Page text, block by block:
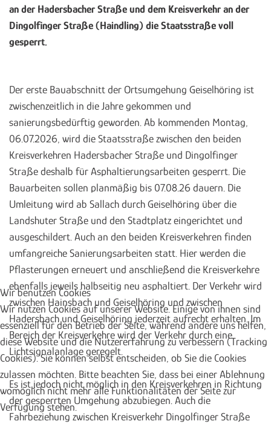
an der Hadersbacher Straße und dem Kreisverkehr an der
Dingolfinger Straße (Haindling) die Staatsstraße voll
gesperrt.
Der erste Bauabschnitt der Ortsumgehung Geiselhöring ist
zwischenzeitlich in die Jahre gekommen und
sanierungsbedürftig geworden. Ab kommenden Montag,
06.07.2026, wird die Staatsstraße zwischen den beiden
Kreisverkehren Hadersbacher Straße und Dingolfinger
Straße deshalb für Asphaltierungsarbeiten gesperrt. Die
Bauarbeiten sollen planmäßig bis 07.08.26 dauern. Die
Umleitung wird ab Sallach durch Geiselhöring über die
Landshuter Straße und den Stadtplatz eingerichtet und
ausgeschildert. Auch an den beiden Kreisverkehren finden
umfangreiche Sanierungsarbeiten statt. Hier werden die
Pflasterungen erneuert und anschließend die Kreisverkehre
ebenfalls jeweils halbseitig neu asphaltiert. Der Verkehr wird
zwischen Hainsbach und Geiselhöring und zwischen
Hadersbach und Geiselhöring jederzeit aufrecht erhalten. Im
Bereich der Kreisverkehre wird der Verkehr durch eine
Lichtsignalanlage geregelt.
Es ist jedoch nicht möglich in den Kreisverkehren in Richtung
der gesperrten Umgehung abzubiegen. Auch die
Fahrbeziehung zwischen Kreisverkehr Dingolfinger Straße
Wir benutzen Cookies
Wir nutzen Cookies auf unserer Website. Einige von ihnen sind
essenziell für den Betrieb der Seite, während andere uns helfen,
diese Website und die Nutzererfahrung zu verbessern (Tracking
Cookies). Sie können selbst entscheiden, ob Sie die Cookies
zulassen möchten. Bitte beachten Sie, dass bei einer Ablehnung
womöglich nicht mehr alle Funktionalitäten der Seite zur
Verfügung stehen.